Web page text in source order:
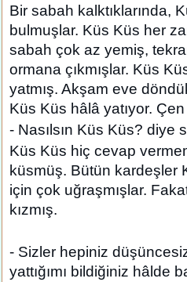
Bir sabah kalktıklarında,
bulmuşlar. Küs Küs her
sabah çok az yemiş,
ormana çıkmışlar. Küs
yatmış. Akşam eve
Küs Küs hâlâ yatıyor.
- Nasılsın Küs Küs? diye
Küs Küs hiç cevap
küsmüş. Bütün kardeşler
için çok uğraşmışlar.
kızmış.
- Sizler hepiniz
yattığımı bildiğiniz hâlde